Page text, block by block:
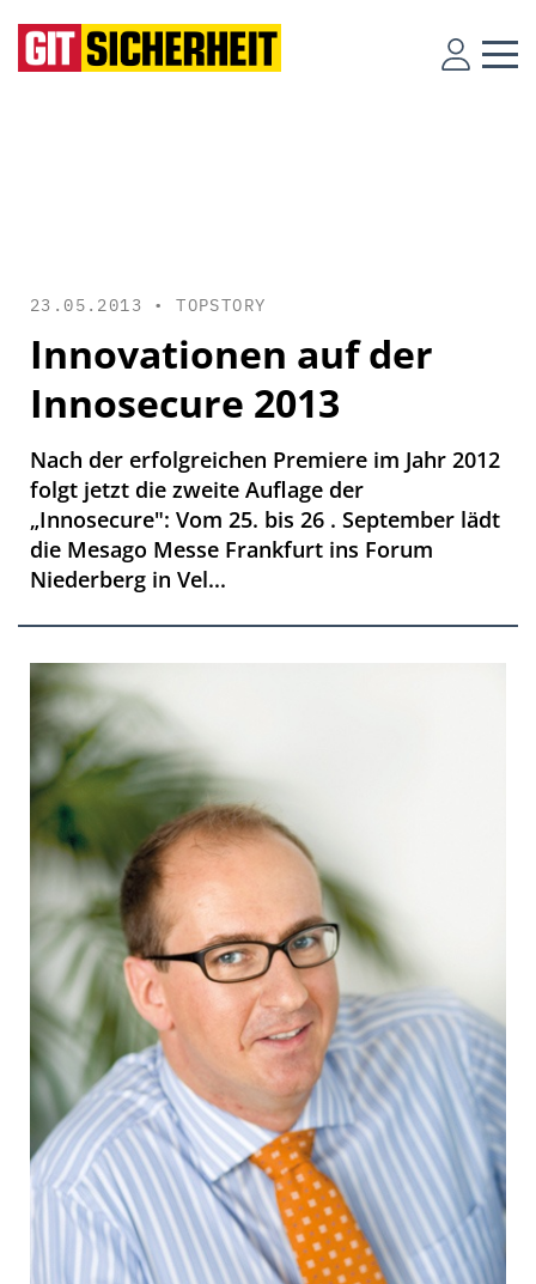
23.05.2013 •TOPSTORY
Innovationen auf der
Innosecure 2013
Nach der erfolgreichen Premiere im Jahr 2012
folgt jetzt die zweite Auflage der
„Innosecure": Vom 25. bis 26 . September lädt
die Mesago Messe Frankfurt ins Forum
Niederberg in Vel...